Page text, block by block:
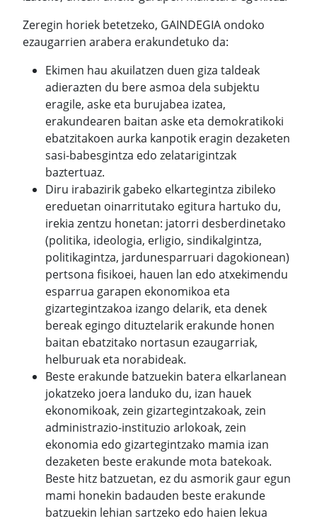
Zeregin horiek betetzeko, GAINDEGIA ondoko
ezaugarrien arabera erakundetuko da:
Ekimen hau akuilatzen duen giza taldeak
adierazten du bere asmoa dela subjektu
eragile, aske eta burujabea izatea,
erakundearen baitan aske eta demokratikoki
ebatzitakoen aurka kanpotik eragin dezaketen
sasi-babesgintza edo zelatarigintzak
baztertuaz.
Diru irabazirik gabeko elkartegintza zibileko
ereduetan oinarritutako egitura hartuko du,
irekia zentzu honetan: jatorri desberdinetako
(politika, ideologia, erligio, sindikalgintza,
politikagintza, jardunesparruari dagokionean)
pertsona fisikoei, hauen lan edo atxekimendu
esparrua garapen ekonomikoa eta
gizartegintzakoa izango delarik, eta denek
bereak egingo dituztelarik erakunde honen
baitan ebatzitako nortasun ezaugarriak,
helburuak eta norabideak.
Beste erakunde batzuekin batera elkarlanean
jokatzeko joera landuko du, izan hauek
ekonomikoak, zein gizartegintzakoak, zein
administrazio-instituzio arlokoak, zein
ekonomia edo gizartegintzako mamia izan
dezaketen beste erakunde mota batekoak.
Beste hitz batzuetan, ez du asmorik gaur egun
mami honekin badauden beste erakunde
batzuekin lehian sartzeko edo haien lekua